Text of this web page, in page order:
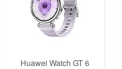
Huawei Watch GT 6